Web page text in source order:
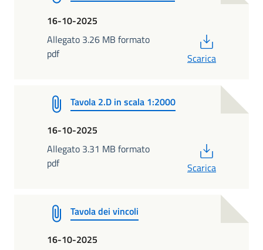
16-10-2025
Allegato 3.26 MB formato
pdf
Scarica
Tavola 2.D in scala 1:2000
16-10-2025
Allegato 3.31 MB formato
pdf
Scarica
Tavola dei vincoli
16-10-2025